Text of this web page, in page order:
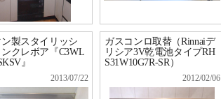
製スタイリッシ
クレボア『C3WL
』
2013/07/22
ガスコンロ取替（Rinnaiデ
リシア3V乾電池タイプRH
S31W10G7R-SR）
2012/02/06